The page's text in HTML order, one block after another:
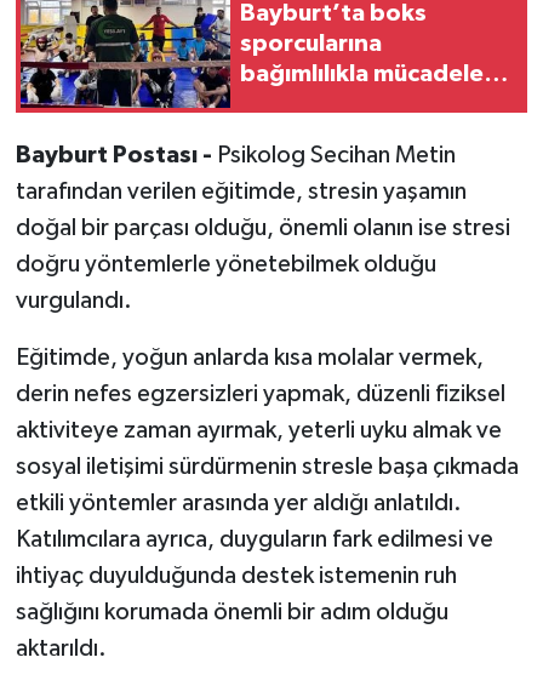
Bayburt’ta boks
sporcularına
bağımlılıkla mücadele
Bayburt Postası - Psikolog Secihan Metin
tarafından verilen eğitimde, stresin yaşamın
doğal bir parçası olduğu, önemli olanın ise stresi
doğru yöntemlerle yönetebilmek olduğu
vurgulandı.
Eğitimde, yoğun anlarda kısa molalar vermek,
derin nefes egzersizleri yapmak, düzenli fiziksel
aktiviteye zaman ayırmak, yeterli uyku almak ve
sosyal iletişimi sürdürmenin stresle başa çıkmada
etkili yöntemler arasında yer aldığı anlatıldı.
Katılımcılara ayrıca, duyguların fark edilmesi ve
ihtiyaç duyulduğunda destek istemenin ruh
sağlığını korumada önemli bir adım olduğu
aktarıldı.